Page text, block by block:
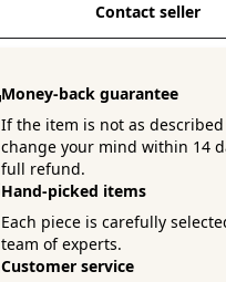
Contact seller
Money-back guarantee
If the item is not as
change your mind within 14
full refund.
Hand-picked items
Each piece is carefully
team of experts.
Customer service